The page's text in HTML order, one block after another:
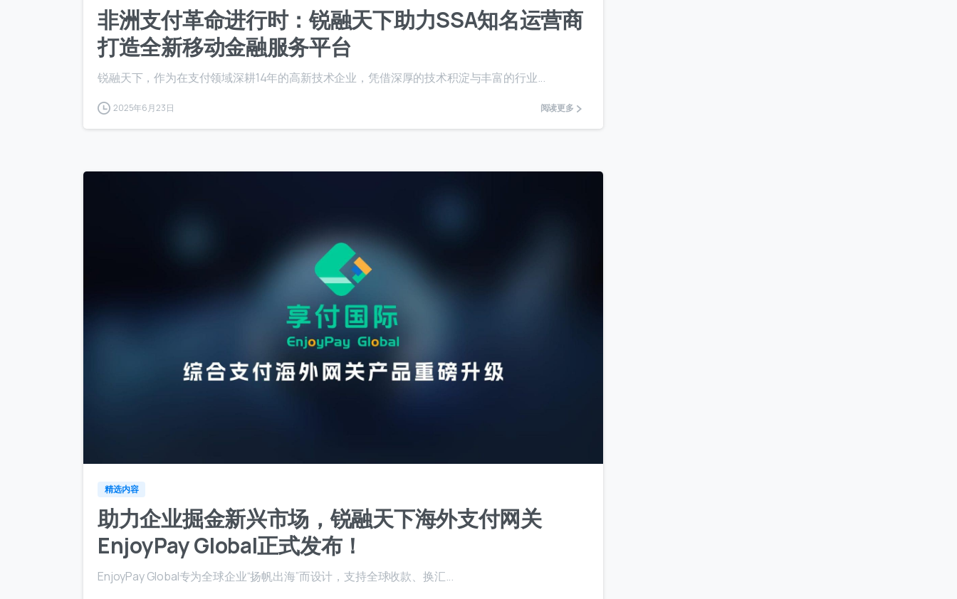
非洲支付革命进行时：锐融天下助力SSA知名运营商
打造全新移动金融服务平台
锐融天下，作为在支付领域深耕14年的高新技术企业，凭借深厚的技术积淀与丰富的行业...
2025年6月23日 阅读更多
精选内容
助力企业掘金新兴市场，锐融天下海外支付网关
EnjoyPay Global正式发布！
EnjoyPay Global专为全球企业“扬帆出海”而设计，支持全球收款、换汇...